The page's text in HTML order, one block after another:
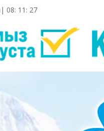
08: 11 : 28